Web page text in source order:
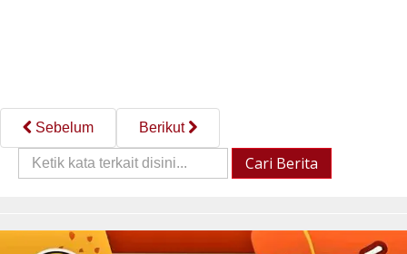
Sebelum
Berikut
Cari
Berita::
Cari Berita